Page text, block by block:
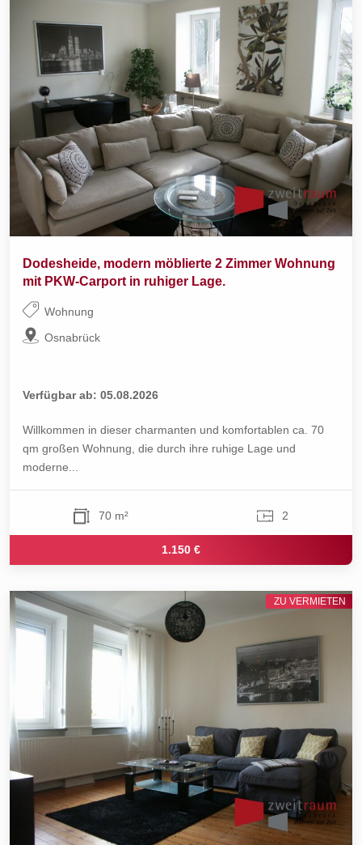
Dodesheide, modern möblierte 2 Zimmer Wohnung
mit PKW-Carport in ruhiger Lage.
Wohnung
Osnabrück
Verfügbar ab: 05.08.2026
Willkommen in dieser charmanten und komfortablen ca. 70
qm großen Wohnung, die durch ihre ruhige Lage und
moderne...
70 m² 2
1.150 €
ZU VERMIETEN